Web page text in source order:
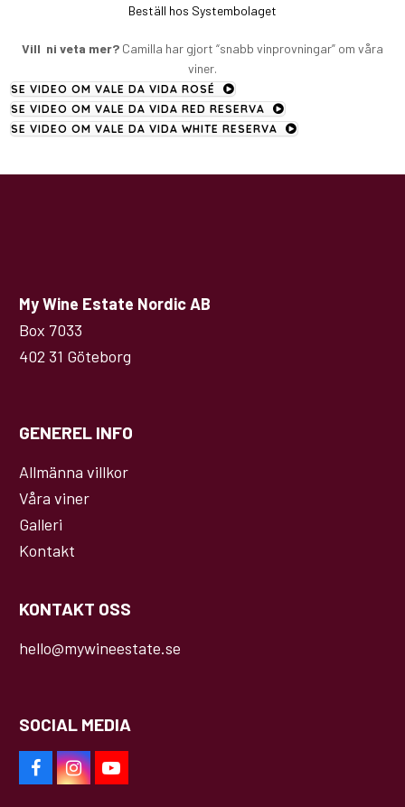
Beställ hos Systembolaget
Vill ni veta mer? Camilla har gjort “snabb vinprovningar” om våra
viner.
SE VIDEO OM VALE DA VIDA ROSÉ
SE VIDEO OM VALE DA VIDA RED RESERVA
SE VIDEO OM VALE DA VIDA WHITE RESERVA
My Wine Estate Nordic AB
Box 7033
402 31 Göteborg
GENEREL INFO
Allmänna villkor
Våra viner
Galleri
Kontakt
KONTAKT OSS
hello@mywineestate.se
SOCIAL MEDIA
F
I
Y